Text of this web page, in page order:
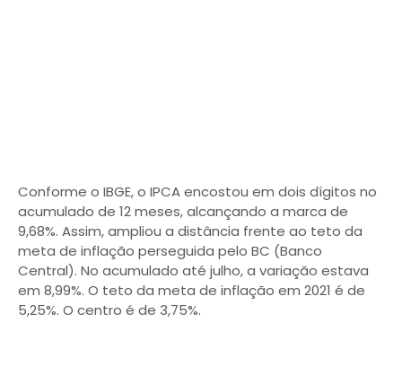
Conforme o IBGE, o IPCA encostou em dois dígitos no
acumulado de 12 meses, alcançando a marca de
9,68%. Assim, ampliou a distância frente ao teto da
meta de inflação perseguida pelo BC (Banco
Central). No acumulado até julho, a variação estava
em 8,99%. O teto da meta de inflação em 2021 é de
5,25%. O centro é de 3,75%.